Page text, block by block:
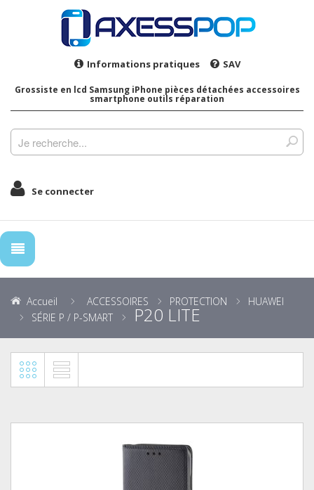
Informations pratiques SAV
Grossiste en lcd Samsung iPhone pièces détachées accessoires
smartphone outils réparation
Se connecter
Accueil ACCESSOIRES PROTECTION
HUAWEI
SÉRIE P / P-SMART
P20 LITE